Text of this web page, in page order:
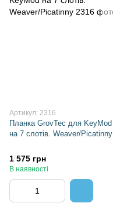
Артикул: 2316
Планка GrovTec для KeyMod
на 7 слотів. Weaver/Picatinny
1 575 грн
В наявності